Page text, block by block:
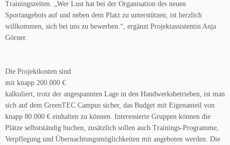
Trainingszeiten. „Wer Lust hat bei der Organisation des neuen
Sportangebots auf und neben dem Platz zu unterstützen, ist herzlich
willkommen, sich bei uns zu bewerben.“, ergänzt Projektassistentin Anja
Görner.
Die Projektkosten sind
mit knapp 200.000 €
kalkuliert, trotz der angespannten Lage in den Handwerksbetrieben, ist man
sich auf dem GreenTEC Campus sicher, das Budget mit Eigenanteil von
knapp 80.000 € einhalten zu können. Interessierte Gruppen können die
Plätze selbstständig buchen, zusätzlich sollen auch Trainings-Programme,
Verpflegung und Übernachtungsmöglichkeiten mit angeboten werden. Die